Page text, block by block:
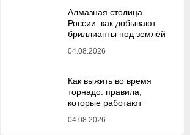
Алмазная столица
России: как добывают
бриллианты под землёй
04.08.2026
Как выжить во время
торнадо: правила,
которые работают
04.08.2026